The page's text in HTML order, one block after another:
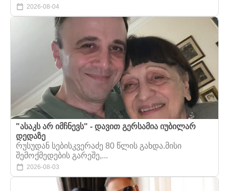
2026-08-04
"ასაკს არ იმჩნევს" - დავით გერსამია იუბილარ
დედაზე
რუსუდან სებისკვერაძე 80 წლის გახდა.მისი
შემოქმედების გარეშე,...
2026-08-03